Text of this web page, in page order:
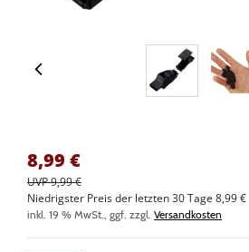
8,99 €
UVP 9,99 €
Niedrigster Preis der letzten 30 Tage 8,99 €
inkl. 19 % MwSt., ggf. zzgl. Versandkosten